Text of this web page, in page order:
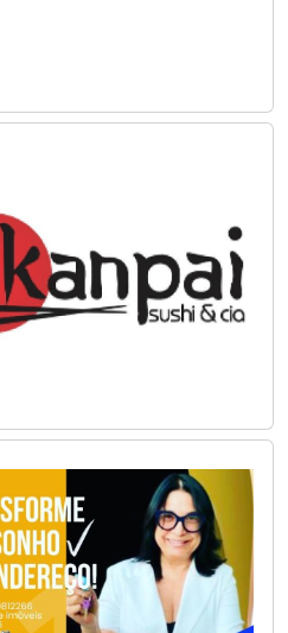
NOITE HISTÓRICA